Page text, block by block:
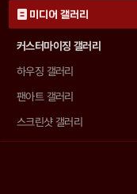
미디어 갤러리
커스터마이징 갤러리
하우징 갤러리
팬아트 갤러리
스크린샷 갤러리